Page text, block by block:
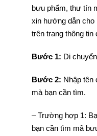
bưu phẩm, thư tín
xin hướng dẫn cho
trên trang thông tin
Bước 1: Di
Bước 2: Nhập tên
mà bạn cần tìm.
– Trường hợp 1:
bạn cần tìm mã